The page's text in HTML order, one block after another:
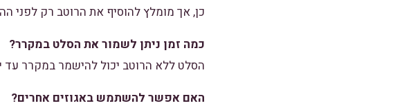
כן, אך מומלץ להוסיף את הרוטב רק לפני
כמה זמן ניתן לשמור את הסלט במקרר?
הסלט ללא הרוטב יכול להישמר במקרר עד
האם אפשר להשתמש באגוזים אחרים?